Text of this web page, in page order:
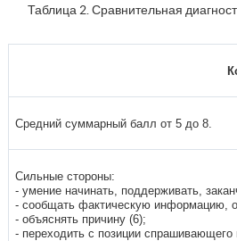
Таблица 2. Сравнительная
Средний суммарный балл от 5 до 8.
Сильные стороны:
- умение начинать, поддерживать,
- сообщать фактическую информацию,
- объяснять причину (6);
- переходить с позиции